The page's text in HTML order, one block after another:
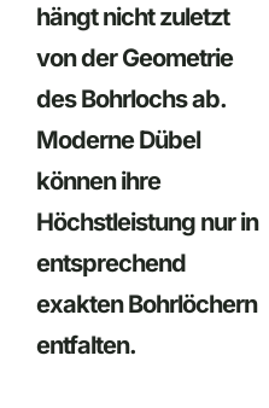
hängt nicht zuletzt
von der Geometrie
des Bohrlochs ab.
Moderne Dübel
können ihre
Höchstleistung nur in
entsprechend
exakten Bohrlöchern
entfalten.